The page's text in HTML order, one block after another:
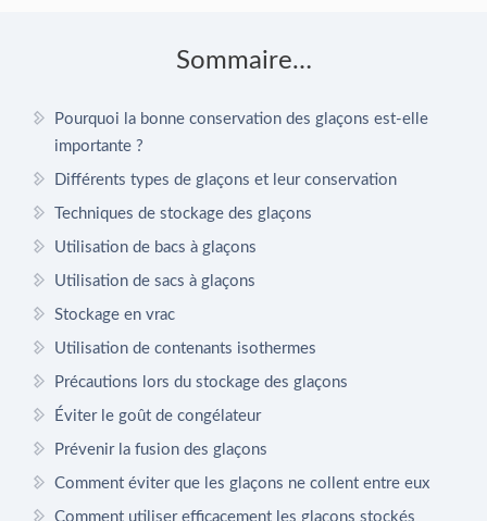
Sommaire…
Pourquoi la bonne conservation des glaçons est-elle
importante ?
Différents types de glaçons et leur conservation
Techniques de stockage des glaçons
Utilisation de bacs à glaçons
Utilisation de sacs à glaçons
Stockage en vrac
Utilisation de contenants isothermes
Précautions lors du stockage des glaçons
Éviter le goût de congélateur
Prévenir la fusion des glaçons
Comment éviter que les glaçons ne collent entre eux
Comment utiliser efficacement les glaçons stockés